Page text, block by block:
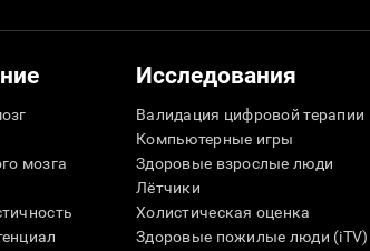
мозга
Исследования
Валидация цифровой терапии
Компьютерные игры
Здоровые взрослые люди
Лётчики
Холистическая оценка
Здоровые пожилые люди (iTV)